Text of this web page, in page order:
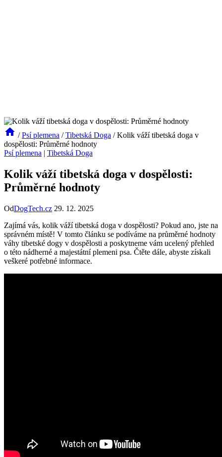
/ Psí plemena / Tibetská Doga / Kolik váží tibetská doga v
dospělosti: Průměrné hodnoty
Psí plemena | Tibetská Doga
Kolik váží tibetská doga v dospělosti:
Průměrné hodnoty
OdDogTech.cz 29. 12. 2025
Zajímá vás, kolik váží tibetská doga v dospělosti? Pokud ano, jste na
správném místě! V tomto článku se podíváme na průměrné hodnoty
váhy tibetské dogy v dospělosti a poskytneme vám ucelený přehled
o této nádherné a majestátní plemeni psa. Čtěte dále, abyste získali
veškeré potřebné informace.